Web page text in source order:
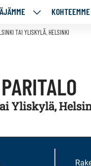
VÄLITTÄJÄMME
ALASIVUT
KOHTEEMME
TAI YLISKYLÄ, HELSINKI
Yliskylä,